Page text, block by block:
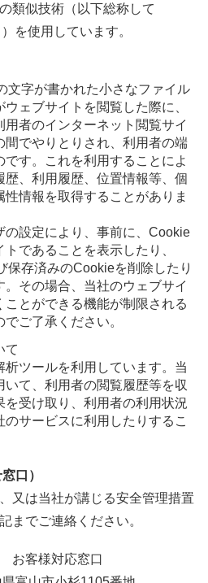
類似技術（以下総称して
を使用しています。
文字が書かれた小さなファイル
ェブサイトを閲覧した際に、
用者のインターネット閲覧サイ
間でやりとりされ、利用者の端
です。これを利用することによ
歴、利用履歴、位置情報等、個
性情報を取得することがありま
の設定により、事前に、Cookie
であることを表示したり、
保存済みのCookieを削除したり
その場合、当社のウェブサイ
ことができる機能が制限される
ご了承ください。
て
析ツールを利用しています。当
いて、利用者の閲覧履歴等を収
を受け取り、利用者の利用状況
のサービスに利用したりするこ
口）
又は当社が講じる安全管理措置
までご連絡ください。
お客様対応窓口